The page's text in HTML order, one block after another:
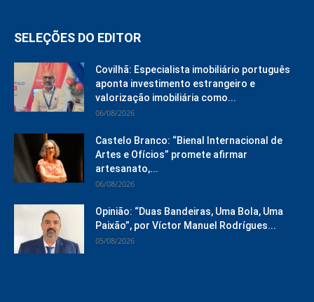
SELEÇÕES DO EDITOR
Covilhã: Especialista imobiliário português
aponta investimento estrangeiro e
valorização imobiliária como...
06/08/2026
Castelo Branco: “Bienal Internacional de
Artes e Ofícios” promete afirmar
artesanato,...
06/08/2026
Opinião: “Duas Bandeiras, Uma Bola, Uma
Paixão”, por Víctor Manuel Rodrígues...
05/08/2026